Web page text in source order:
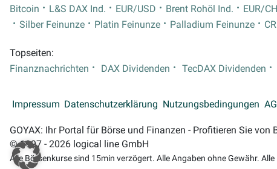
Bitcoin
L&S DAX Ind. EUR/USD Brent Rohöl Ind. EUR/
Silber Feinunze
Platin Feinunze Palladium Feinunze
Topseiten:
Finanznachrichten
DAX Dividenden TecDAX Dividenden
Impressum Datenschutzerklärung Nutzungsbedingungen
GOYAX: Ihr Portal für Börse und Finanzen - Profitieren Sie
© 1997 - 2026 logical line GmbH
Alle Börsenkurse sind 15min verzögert. Alle Angaben ohne Gewähr.